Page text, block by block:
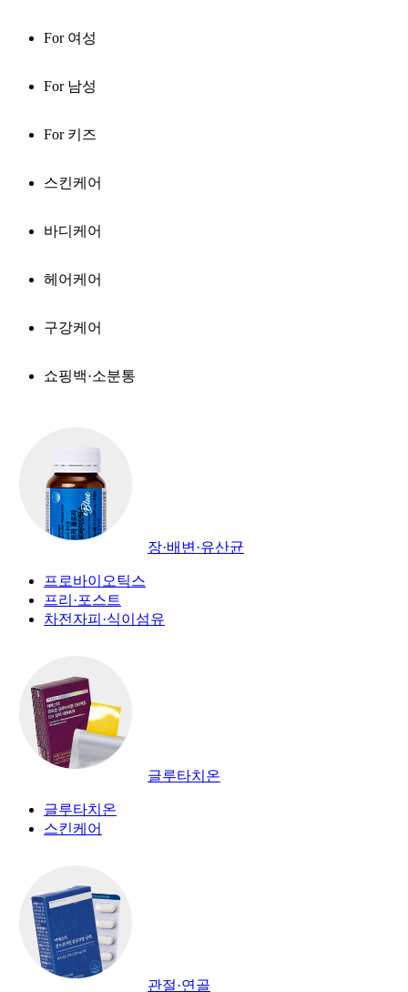
For 여성
For 남성
For 키즈
스킨케어
바디케어
헤어케어
구강케어
쇼핑백·소분통
장·배변·유산균
프로바이오틱스
프리·포스트
차전자피·식이섬유
글루타치온
글루타치온
스킨케어
관절·연골